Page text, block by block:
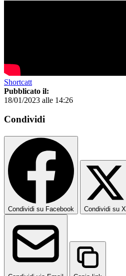
Shortcatt
Pubblicato il:
18/01/2023 alle 14:26
Condividi
Condividi su Facebook Condividi su X